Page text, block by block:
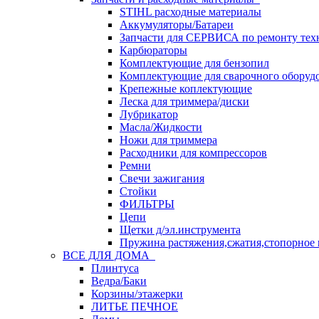
STIHL расходные материалы
Аккумуляторы/Батареи
Запчасти для СЕРВИСА по ремонту
Карбюраторы
Комплектующие для бензопил
Комплектующие для сварочного
Крепежные коплектующие
Леска для триммера/диски
Лубрикатор
Масла/Жидкости
Ножи для триммера
Расходники для компрессоров
Ремни
Свечи зажигания
Стойки
ФИЛЬТРЫ
Цепи
Щетки д/эл.инструмента
Пружина растяжения,сжатия,стопорное
ВСЕ ДЛЯ ДОМА
Плинтуса
Ведра/Баки
Корзины/этажерки
ЛИТЬЕ ПЕЧНОЕ